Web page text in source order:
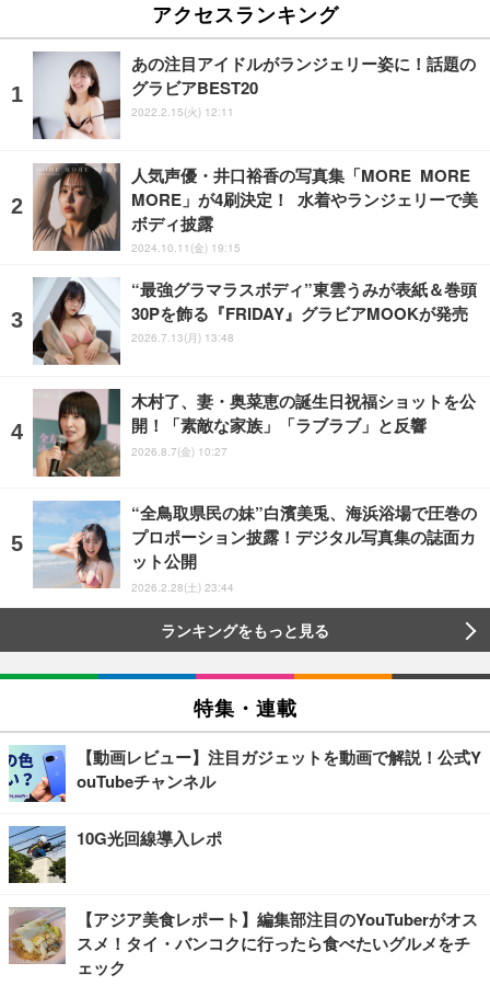
アクセスランキング
あの注目アイドルがランジェリー姿に！話題の
グラビアBEST20
2022.2.15(火) 12:11
人気声優・井口裕香の写真集「MORE MORE
MORE」が4刷決定！ 水着やランジェリーで美
ボディ披露
2024.10.11(金) 19:15
“最強グラマラスボディ”東雲うみが表紙＆巻頭
30Pを飾る『FRIDAY』グラビアMOOKが発売
2026.7.13(月) 13:48
木村了、妻・奥菜恵の誕生日祝福ショットを公
開！「素敵な家族」「ラブラブ」と反響
2026.8.7(金) 10:27
“全鳥取県民の妹”白濱美兎、海浜浴場で圧巻の
プロポーション披露！デジタル写真集の誌面カ
ット公開
2026.2.28(土) 23:44
ランキングをもっと見る
特集・連載
【動画レビュー】注目ガジェットを動画で解説！公式Y
ouTubeチャンネル
10G光回線導入レポ
【アジア美食レポート】編集部注目のYouTuberがオス
スメ！タイ・バンコクに行ったら食べたいグルメをチ
ェック